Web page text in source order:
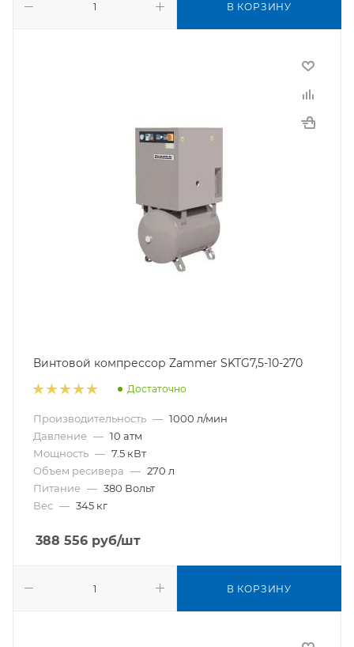
В КОРЗИНУ
Винтовой компрессор Zammer SKTG7,5-10-270
Достаточно
Производительность — 1000 л/мин
Давление — 10 атм
Мощность — 7.5 кВт
Объем ресивера — 270 л
Питание — 380 Вольт
Вес — 345 кг
388 556 руб/шт
В КОРЗИНУ